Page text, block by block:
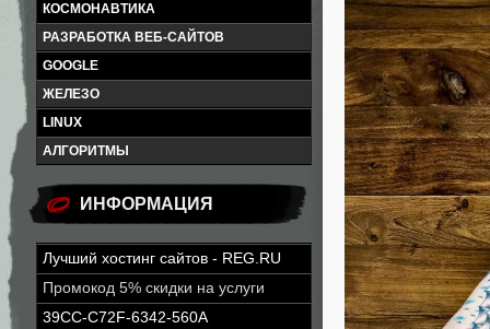
КОСМОНАВТИКА
РАЗРАБОТКА ВЕБ-САЙТОВ
GOOGLE
ЖЕЛЕЗО
LINUX
АЛГОРИТМЫ
ИНФОРМАЦИЯ
Лучший хостинг сайтов - REG.RU
Промокод 5% скидки на услуги
39CC-C72F-6342-560A